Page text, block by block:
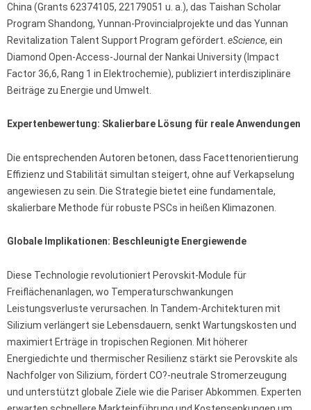
China (Grants 62374105, 22179051 u. a.), das Taishan Scholar
Program Shandong, Yunnan-Provincialprojekte und das Yunnan
Revitalization Talent Support Program gefördert. eScience, ein
Diamond Open-Access-Journal der Nankai University (Impact
Factor 36,6, Rang 1 in Elektrochemie), publiziert interdisziplinäre
Beiträge zu Energie und Umwelt.
Expertenbewertung: Skalierbare Lösung für reale Anwendungen
Die entsprechenden Autoren betonen, dass Facettenorientierung
Effizienz und Stabilität simultan steigert, ohne auf Verkapselung
angewiesen zu sein. Die Strategie bietet eine fundamentale,
skalierbare Methode für robuste PSCs in heißen Klimazonen.
Globale Implikationen: Beschleunigte Energiewende
Diese Technologie revolutioniert Perovskit-Module für
Freiflächenanlagen, wo Temperaturschwankungen
Leistungsverluste verursachen. In Tandem-Architekturen mit
Silizium verlängert sie Lebensdauern, senkt Wartungskosten und
maximiert Erträge in tropischen Regionen. Mit höherer
Energiedichte und thermischer Resilienz stärkt sie Perovskite als
Nachfolger von Silizium, fördert CO?-neutrale Stromerzeugung
und unterstützt globale Ziele wie die Pariser Abkommen. Experten